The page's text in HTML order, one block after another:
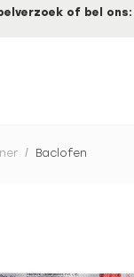
of bel ons:
/ Baclofen